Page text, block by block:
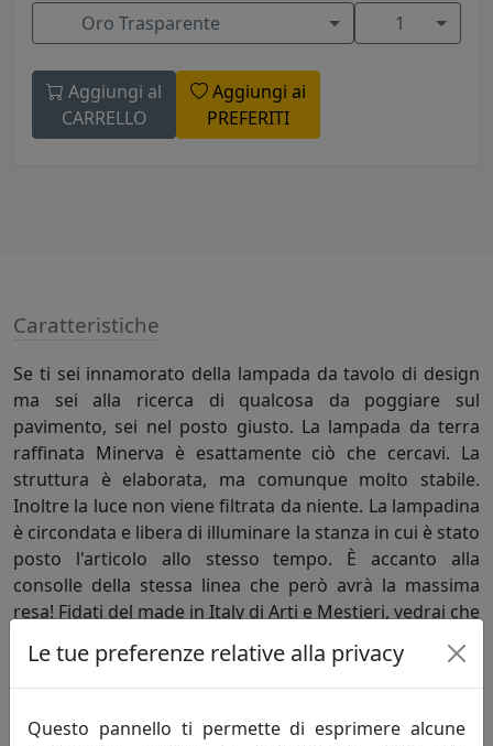
Oro Trasparente 1
Aggiungi al
CARRELLO
Aggiungi ai
PREFERITI
Caratteristiche
Se ti sei innamorato della lampada da tavolo di design
ma sei alla ricerca di qualcosa da poggiare sul
pavimento, sei nel posto giusto. La lampada da terra
raffinata Minerva è esattamente ciò che cercavi. La
struttura è elaborata, ma comunque molto stabile.
Inoltre la luce non viene filtrata da niente. La lampadina
è circondata e libera di illuminare la stanza in cui è stato
posto l'articolo allo stesso tempo. È accanto alla
consolle della stessa linea che però avrà la massima
resa! Fidati del made in Italy di Arti e Mestieri, vedrai che
sarà proprio questa lampada da terra raffinata a dare la
svolta al tuo arredamento!
Informazioni sul brand
Le tue preferenze relative alla privacy
Questo pannello ti permette di esprimere alcune